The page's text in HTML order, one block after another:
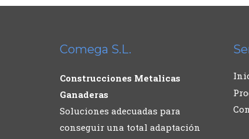
Comega S.L.
Construcciones Metalicas
Ganaderas
Soluciones adecuadas para
conseguir una total adaptación